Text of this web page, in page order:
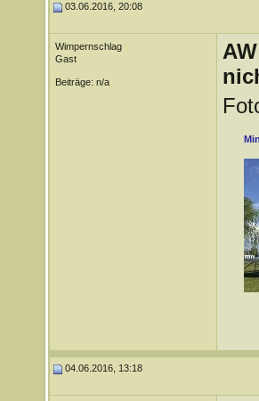
03.06.2016, 20:08
Wimpernschlag
Gast
Beiträge: n/a
04.06.2016, 13:18